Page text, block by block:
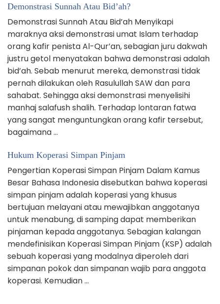
Demonstrasi Sunnah Atau Bid’ah?
Demonstrasi Sunnah Atau Bid’ah Menyikapi
maraknya aksi demonstrasi umat Islam terhadap
orang kafir penista Al-Qur’an, sebagian juru dakwah
justru getol menyatakan bahwa demonstrasi adalah
bid’ah. Sebab menurut mereka, demonstrasi tidak
pernah dilakukan oleh Rasulullah SAW dan para
sahabat. Sehingga aksi demonstrasi menyelisihi
manhaj salafush shalih. Terhadap lontaran fatwa
yang sangat menguntungkan orang kafir tersebut,
bagaimana …
Hukum Koperasi Simpan Pinjam
Pengertian Koperasi Simpan Pinjam Dalam Kamus
Besar Bahasa Indonesia disebutkan bahwa koperasi
simpan pinjam adalah koperasi yang khusus
bertujuan melayani atau mewajibkan anggotanya
untuk menabung, di samping dapat memberikan
pinjaman kepada anggotanya. Sebagian kalangan
mendefinisikan Koperasi Simpan Pinjam (KSP) adalah
sebuah koperasi yang modalnya diperoleh dari
simpanan pokok dan simpanan wajib para anggota
koperasi. Kemudian …